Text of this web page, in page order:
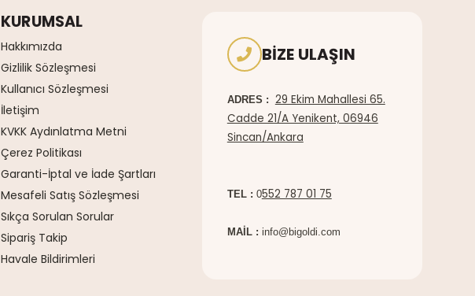
KURUMSAL
Hakkımızda
Gizlilik Sözleşmesi
Kullanıcı Sözleşmesi
İletişim
KVKK Aydınlatma Metni
Çerez Politikası
Garanti-İptal ve İade Şartları
Mesafeli Satış Sözleşmesi
Sıkça Sorulan Sorular
Sipariş Takip
Havale Bildirimleri
BIZE ULAŞIN
ADRES : 29 Ekim Mahallesi 65.
Cadde 21/A Yenikent, 06946
Sincan/Ankara
TEL : 0552 787 01 75
MAİL : info@bigoldi.com